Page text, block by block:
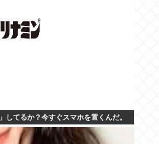
してるか？今すぐスマホを置くんだ。